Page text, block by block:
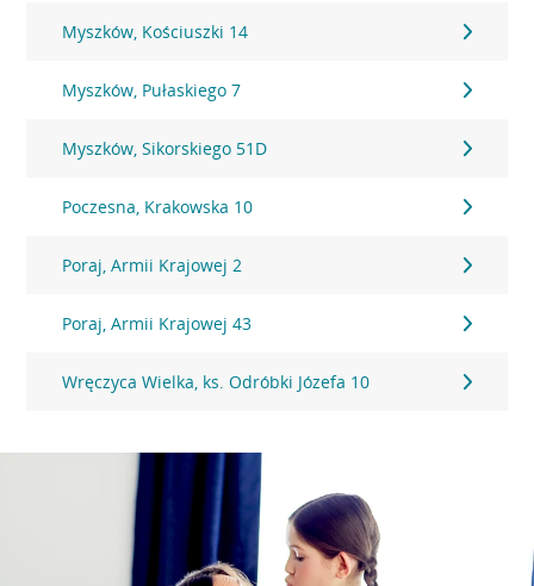
Myszków, Kościuszki 14
Myszków, Pułaskiego 7
Myszków, Sikorskiego 51D
Poczesna, Krakowska 10
Poraj, Armii Krajowej 2
Poraj, Armii Krajowej 43
Wręczyca Wielka, ks. Odróbki Józefa 10